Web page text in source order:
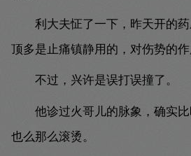
利大夫怔了一下，昨天开的
顶多是止痛镇静用的，对伤势的作
不过，兴许是误打误撞了。
他诊过火哥儿的脉象，确实
也么那么滚烫。